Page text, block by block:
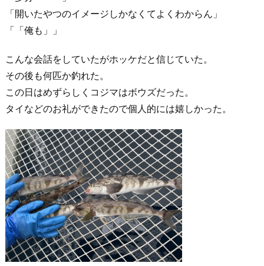
「開いたやつのイメージしかなくてよくわからん」
「「俺も」」
こんな会話をしていたがホッケだと信じていた。
その後も何匹か釣れた。
この日はめずらしくコジマはボウズだった。
タイなどのお礼ができたので個人的には嬉しかった。